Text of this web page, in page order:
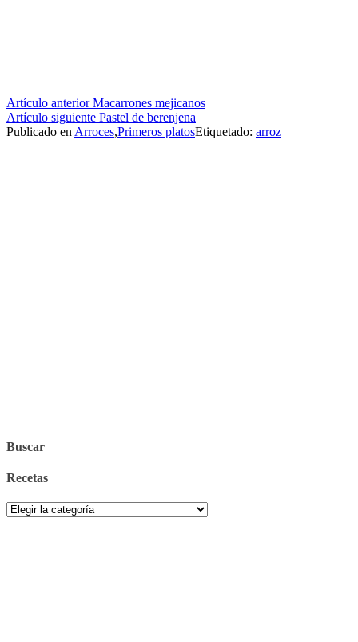
Seguir
leyendo
Artículo anteriorMacarrones mejicanos
Artículo siguiente Pastel de berenjena
Publicado en Arroces,Primeros platosEtiquetado: arroz
Buscar
Recetas
Recetas